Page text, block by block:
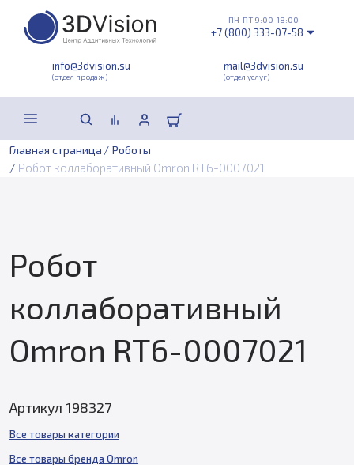
info@3dvision.su
(отдел продаж)
mail@3dvision.su
(отдел услуг)
ПН-ПТ 9:00-18:00
+7 (800) 333-07-58
Главная страница / Роботы
/ Робот коллаборативный Omron RT6-0007021
Робот
коллаборативный
Omron RT6-0007021
Артикул 198327
Все товары категории
Все товары бренда Omron